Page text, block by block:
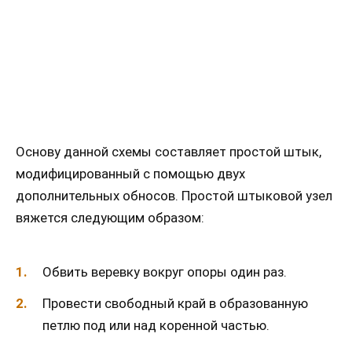
Основу данной схемы составляет простой штык,
модифицированный с помощью двух
дополнительных обносов. Простой штыковой узел
вяжется следующим образом:
Обвить веревку вокруг опоры один раз.
Провести свободный край в образованную
петлю под или над коренной частью.